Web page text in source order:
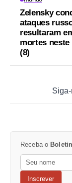
Zelensky
ataques
resultaram
mortes neste
(8)
Receba o
Inscrever